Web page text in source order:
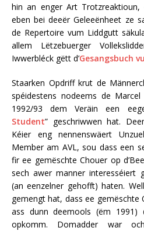
hin an enger Art
eben bei deeër Geleeënheet ze
de Repertoire vum Liddgutt
allem Lëtzebuerger
Iwwerbléck gëtt d’Gesangsbuch
Staarken Opdriff krut de
spéidestens nodeems de
1992/93 dem Veräin een
Student” geschriwwen hat.
Kéier eng nennenswäert
Member am AVL, sou dass een
fir ee gemëschte Chouer op
sech awer manner interesséiert
(an eenzelner gehofft) haten.
gemengt hat, dass ee gemëschte
ass dunn deemools (ëm 1991)
opkomm. Domadder war